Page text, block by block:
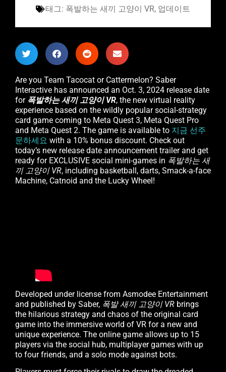
태그: 폭발하는 새끼 고양이 VR, 업데이트
Are you Team Tacocat or Cattermelon? Saber
Interactive has announced an Oct. 3, 2024 release date
for 폭발하는 새끼 고양이 VR, the new virtual reality
experience based on the wildly popular social-strategy
card game coming to Meta Quest 3, Meta Quest Pro
and Meta Quest 2. The game is available to 지금 선주
문하세요 with a 10% bonus discount. Check out
today’s new release date announcement trailer and get
ready for EXCLUSIVE social mini-games in 폭발하는 새
끼 고양이 VR, including basketball, darts, Smack-a-face
Machine, Catnoid and the Lucky Wheel!
Developed under license from Asmodee Entertainment
and published by Saber, 폭발 새끼 고양이 VR brings
the hilarious strategy and chaos of the original card
game into the immersive world of VR for a new and
unique experience. The online game allows up to 15
players via the social hub, multiplayer games with up
to four friends, and a solo mode against bots.